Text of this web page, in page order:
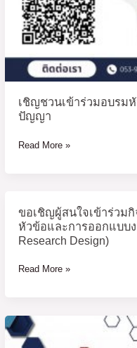
เชิญชวนเข้าร่วมอบรม
ปัญญา
Read More »
ขอเชิญผู้สนใจเข้าร่วมกิ
หัวข้อและการออกแบบง
Research Design)
ขอ
เชิญ
ผู้
บรรยาย
หัวข้อ
Read More »
Invitation
to